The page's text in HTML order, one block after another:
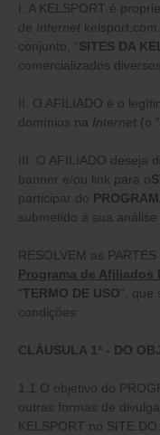
I. A KELSPORT é
de Internet
conjunto, “SITES DA
comercializados
II. O AFILIADO é o
domínios na Internet (o “
III. O AFILIADO deseja
banner e/ou link para o
participar do
submetido à sua análise
RESOLVEM as
Programa de Afiliados
“TERMO DE USO”, que
condições:
CLÁUSULA 1ª - DO
1.1 O objetivo do
outras formas de
KELSPORT no SITE